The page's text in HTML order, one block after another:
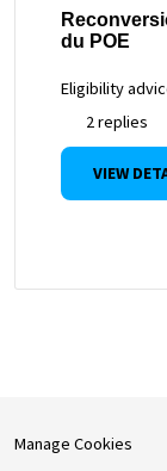
du POE
Eligibility
2 replies
VIEW
Manage Cookies